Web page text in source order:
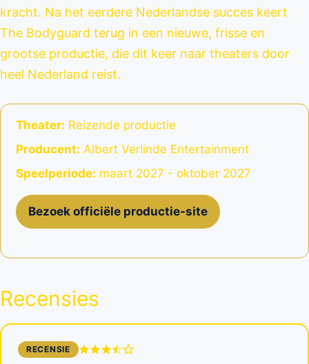
kracht. Na het eerdere Nederlandse succes keert
The Bodyguard terug in een nieuwe, frisse en
grootse productie, die dit keer naar theaters door
heel Nederland reist.
Theater: Reizende productie
Producent: Albert Verlinde Entertainment
Speelperiode: maart 2027 - oktober 2027
Bezoek officiële productie-site
Recensies
RECENSIE